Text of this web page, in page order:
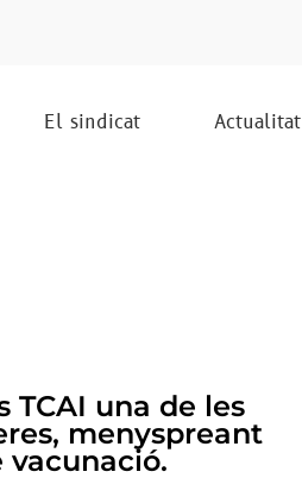
El sindicat Actualitat
TCAI una de les
menyspreant
vacunació.